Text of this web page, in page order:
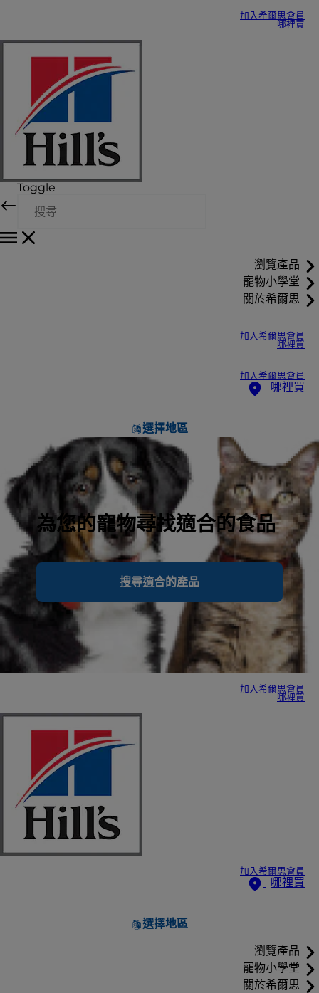
加入希爾思會員
哪裡買
Toggle
瀏覽產品
寵物小學堂
關於希爾思
加入希爾思會員
哪裡買
加入希爾思會員
哪裡買
選擇地區
為您的寵物尋找適合的食品
搜尋適合的產品
加入希爾思會員
哪裡買
加入希爾思會員
哪裡買
選擇地區
瀏覽產品
寵物小學堂
關於希爾思